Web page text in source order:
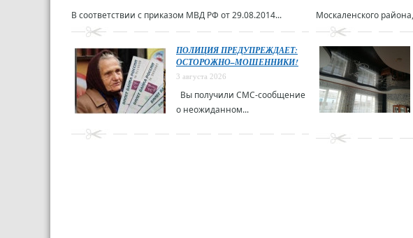
В соответствии с приказом МВД РФ от 29.08.2014...
Москаленского
ПОЛИЦИЯ ПРЕДУПРЕЖДАЕТ:
ОСТОРОЖНО–МОШЕННИКИ!
3 августа 2026
Вы получили СМС-сообщение
о неожиданном...